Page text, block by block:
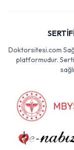
Doktorsitesi.com
platformudur.